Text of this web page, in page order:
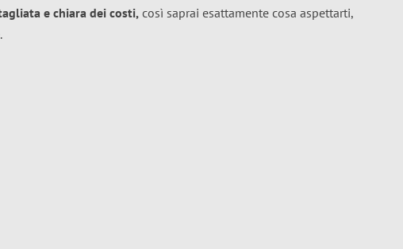
e chiara dei costi, così saprai esattamente cosa aspettarti,